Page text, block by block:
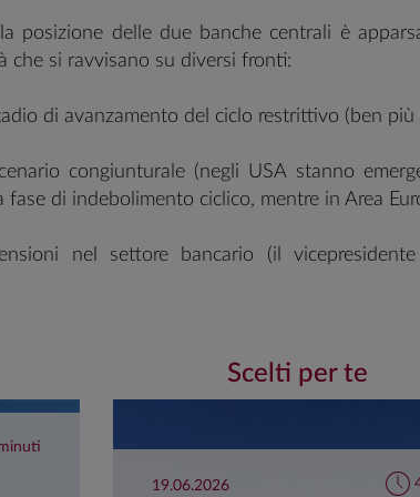
la posizione delle due banche centrali è
che si ravvisano su diversi fronti:
di avanzamento del ciclo restrittivo (ben
congiunturale (negli USA stanno
fase di indebolimento ciclico, mentre in Area
nel settore bancario (il
che gli istituti in difficoltà oltre
che non si ritrovano in Area Euro, come la
contesto,
le due banche centrali hanno fornito
Scelti per te
19.06.2026